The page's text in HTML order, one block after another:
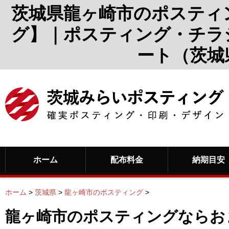
茨城県龍ヶ崎市のポステ
グ】｜ポスティング・チ
ート（茨
ホーム 配布料金 納期目安
ホーム > 茨城県 > 龍ヶ崎市のポスティング >
龍ヶ崎市のポスティングなら